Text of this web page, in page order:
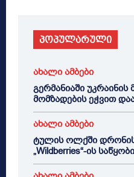
პოპულარული
ახალი ამბები
გერმანიაში
მომზადების ეჭვით
ახალი ამბები
ტულის ოლქში
„Wildberries“-ის